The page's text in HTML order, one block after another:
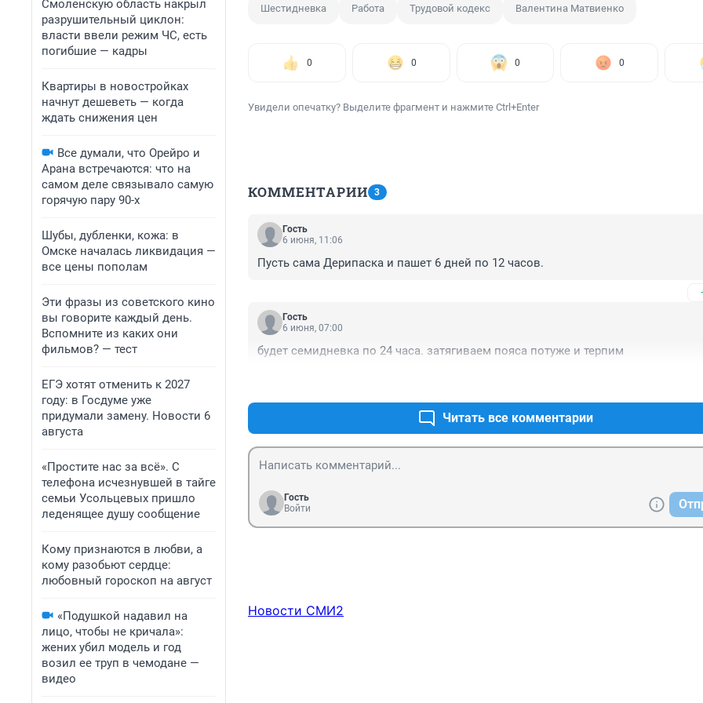
Смоленскую область накрыл
разрушительный циклон:
власти ввели режим ЧС, есть
погибшие — кадры
Квартиры в новостройках
начнут дешеветь — когда
ждать снижения цен
Все думали, что Орейро и
Арана встречаются: что на
самом деле связывало самую
горячую пару 90-х
Шубы, дубленки, кожа: в
Омске началась ликвидация —
все цены пополам
Эти фразы из советского кино
вы говорите каждый день.
Вспомните из каких они
фильмов? — тест
ЕГЭ хотят отменить к 2027
году: в Госдуме уже
придумали замену. Новости 6
августа
«Простите нас за всё». С
телефона исчезнувшей в тайге
семьи Усольцевых пришло
леденящее душу сообщение
Кому признаются в любви, а
кому разобьют сердце:
любовный гороскоп на август
«Подушкой надавил на
лицо, чтобы не кричала»:
жених убил модель и год
возил ее труп в чемодане —
видео
Шестидневка Работа Трудовой кодекс Валентина Матвиенко
0 0 0 0
Увидели опечатку? Выделите фрагмент и нажмите Ctrl+Enter
КОММЕНТАРИИ 3
Гость
6 июня, 11:06
Пусть сама Дерипаска и пашет 6 дней по 12 часов.
Гость
6 июня, 07:00
будет семидневка по 24 часа. затягиваем пояса потуже и терпим
Читать все комментарии
Гость
Войти
Новости СМИ2